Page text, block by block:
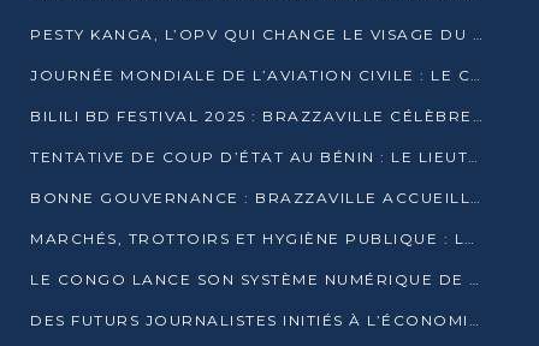
PESTY KANGA, L’OPV QUI CHANGE LE VISAGE DU REPORTAGE AU CONGO
JOURNÉE MONDIALE DE L’AVIATION CIVILE : LE CONGO MISE SUR L’INNOVATION ET LA SÉCURITÉ
BILILI BD FESTIVAL 2025 : BRAZZAVILLE CÉLÈBRE DIX ANS DE CRÉATION GRAPHIQUE AFRICAINE
TENTATIVE DE COUP D’ÉTAT AU BÉNIN : LE LIEUTENANT-COLONEL TIGRI S’AUTOPROCLAME CHEF D’UN COMITÉ MILITAIRE
BONNE GOUVERNANCE : BRAZZAVILLE ACCUEILLE LES PREMIÈRES JOURNÉES CONGOLAISES DE L’ÉVALUATION
MARCHÉS, TROTTOIRS ET HYGIÈNE PUBLIQUE : LE GOUVERNEMENT DURCIT LE TON
LE CONGO LANCE SON SYSTÈME NUMÉRIQUE DE VÉRIFICATION DU BOIS
DES FUTURS JOURNALISTES INITIÉS À L’ÉCONOMIE BLEUE DURABLE